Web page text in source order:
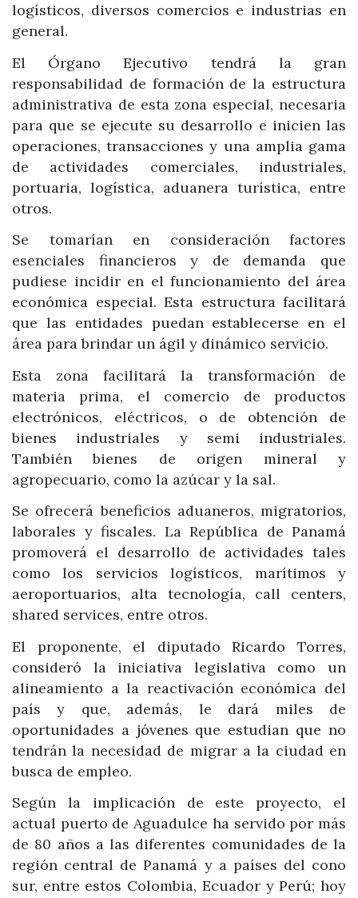
logísticos, diversos comercios e industrias en
general.
El Órgano Ejecutivo tendrá la gran
responsabilidad de formación de la estructura
administrativa de esta zona especial, necesaria
para que se ejecute su desarrollo e inicien las
operaciones, transacciones y una amplia gama
de actividades comerciales, industriales,
portuaria, logística, aduanera turística, entre
otros.
Se tomarían en consideración factores
esenciales financieros y de demanda que
pudiese incidir en el funcionamiento del área
económica especial. Esta estructura facilitará
que las entidades puedan establecerse en el
área para brindar un ágil y dinámico servicio.
Esta zona facilitará la transformación de
materia prima, el comercio de productos
electrónicos, eléctricos, o de obtención de
bienes industriales y semi industriales.
También bienes de origen mineral y
agropecuario, como la azúcar y la sal.
Se ofrecerá beneficios aduaneros, migratorios,
laborales y fiscales. La República de Panamá
promoverá el desarrollo de actividades tales
como los servicios logísticos, marítimos y
aeroportuarios, alta tecnología, call centers,
shared services, entre otros.
El proponente, el diputado Ricardo Torres,
consideró la iniciativa legislativa como un
alineamiento a la reactivación económica del
país y que, además, le dará miles de
oportunidades a jóvenes que estudian que no
tendrán la necesidad de migrar a la ciudad en
busca de empleo.
Según la implicación de este proyecto, el
actual puerto de Aguadulce ha servido por más
de 80 años a las diferentes comunidades de la
región central de Panamá y a países del cono
sur, entre estos Colombia, Ecuador y Perú; hoy